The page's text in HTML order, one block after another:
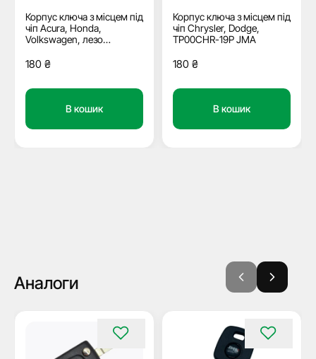
Корпус ключа з місцем під
чіп Acura, Honda,
Volkswagen, лезо
180 ₴
В кошик
Корпус ключа з місцем під
чіп Chrysler, Dodge,
TP00CHR-19P JMA
180 ₴
В кошик
Аналоги